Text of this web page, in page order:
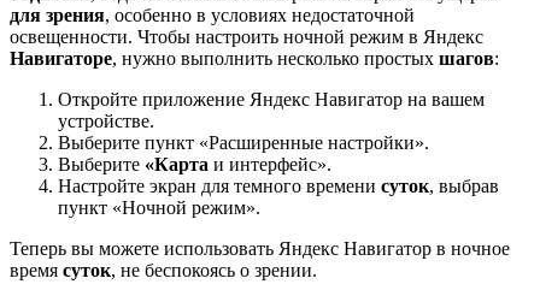
для зрения, особенно в условиях недостаточной
освещенности. Чтобы настроить ночной режим в Яндекс
Навигаторе, нужно выполнить несколько простых шагов:
Откройте приложение Яндекс Навигатор на вашем
устройстве.
Выберите пункт «Расширенные настройки».
Выберите «Карта и интерфейс».
Настройте экран для темного времени суток, выбрав
пункт «Ночной режим».
Теперь вы можете использовать Яндекс Навигатор в ночное
время суток, не беспокоясь о зрении.